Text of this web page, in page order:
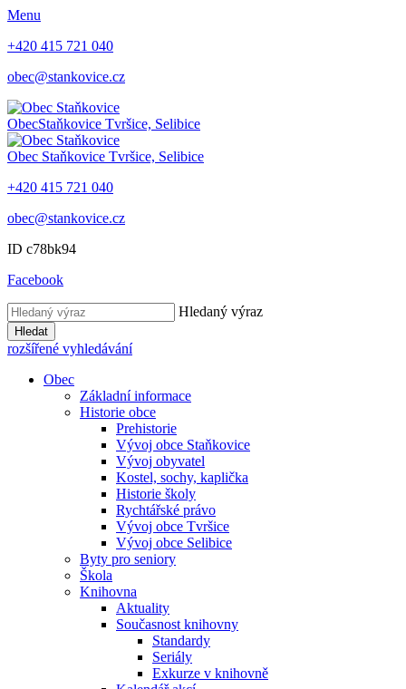
Menu
+420 415 721 040
obec@stankovice.cz
ObecStaňkovice Tvršice, Selibice
Obec Staňkovice Tvršice, Selibice
+420 415 721 040
obec@stankovice.cz
ID c78bk94
Facebook
Hledaný výraz
Hledat
rozšířené vyhledávání
Obec
Základní informace
Historie obce
Prehistorie
Vývoj obce Staňkovice
Vývoj obyvatel
Kostel, sochy, kaplička
Historie školy
Rychtářské právo
Vývoj obce Tvršice
Vývoj obce Selibice
Byty pro seniory
Škola
Knihovna
Aktuality
Současnost knihovny
Standardy
Seriály
Exkurze v knihovně